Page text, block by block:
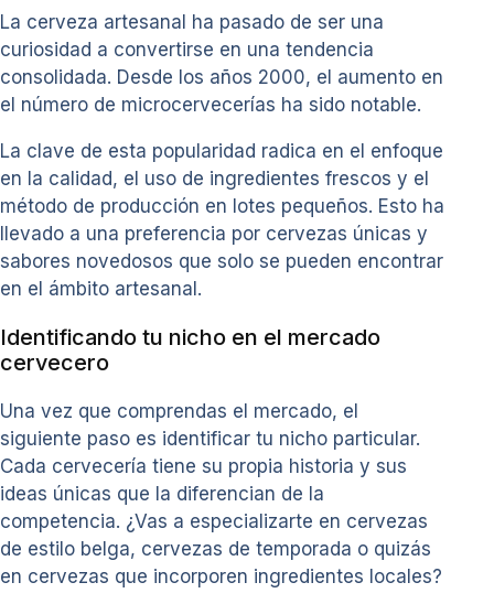
La cerveza artesanal ha pasado de ser una
curiosidad a convertirse en una tendencia
consolidada. Desde los años 2000, el aumento en
el número de microcervecerías ha sido notable.
La clave de esta popularidad radica en el enfoque
en la calidad, el uso de ingredientes frescos y el
método de producción en lotes pequeños. Esto ha
llevado a una preferencia por cervezas únicas y
sabores novedosos que solo se pueden encontrar
en el ámbito artesanal.
Identificando tu nicho en el mercado
cervecero
Una vez que comprendas el mercado, el
siguiente paso es identificar tu nicho particular.
Cada cervecería tiene su propia historia y sus
ideas únicas que la diferencian de la
competencia. ¿Vas a especializarte en cervezas
de estilo belga, cervezas de temporada o quizás
en cervezas que incorporen ingredientes locales?